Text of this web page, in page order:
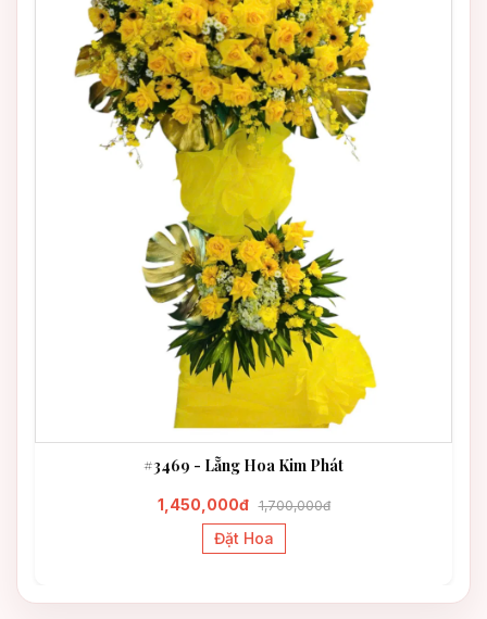
#3469 - Lẵng Hoa Kim Phát
1,450,000đ 1,700,000đ
Đặt Hoa